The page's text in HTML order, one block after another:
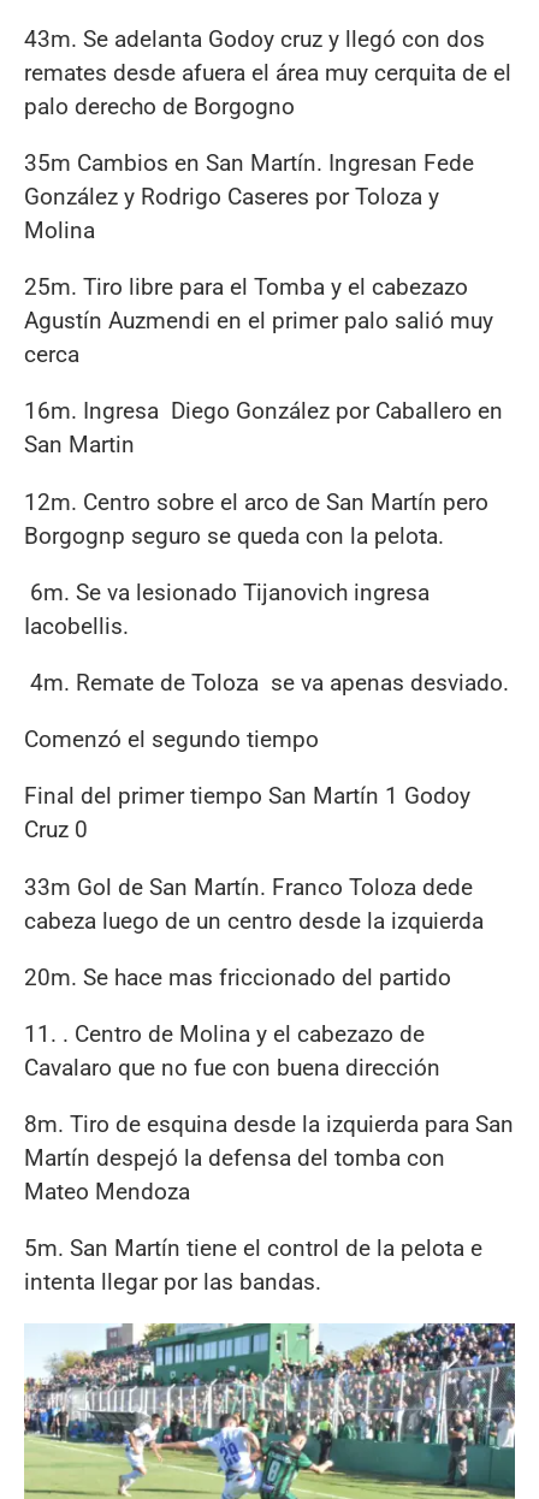
43m. Se adelanta Godoy cruz y llegó con dos
remates desde afuera el área muy cerquita de el
palo derecho de Borgogno
35m Cambios en San Martín. Ingresan Fede
González y Rodrigo Caseres por Toloza y
Molina
25m. Tiro libre para el Tomba y el cabezazo
Agustín Auzmendi en el primer palo salió muy
cerca
16m. Ingresa Diego González por Caballero en
San Martin
12m. Centro sobre el arco de San Martín pero
Borgognp seguro se queda con la pelota.
6m. Se va lesionado Tijanovich ingresa
Iacobellis.
4m. Remate de Toloza se va apenas desviado.
Comenzó el segundo tiempo
Final del primer tiempo San Martín 1 Godoy
Cruz 0
33m Gol de San Martín. Franco Toloza dede
cabeza luego de un centro desde la izquierda
20m. Se hace mas friccionado del partido
11. . Centro de Molina y el cabezazo de
Cavalaro que no fue con buena dirección
8m. Tiro de esquina desde la izquierda para San
Martín despejó la defensa del tomba con
Mateo Mendoza
5m. San Martín tiene el control de la pelota e
intenta llegar por las bandas.